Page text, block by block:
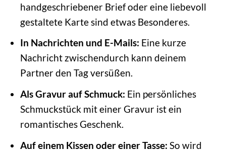
handgeschriebener Brief oder eine liebevoll
gestaltete Karte sind etwas Besonderes.
In Nachrichten und E-Mails: Eine kurze
Nachricht zwischendurch kann deinem
Partner den Tag versüßen.
Als Gravur auf Schmuck: Ein persönliches
Schmuckstück mit einer Gravur ist ein
romantisches Geschenk.
Auf einem Kissen oder einer Tasse: So wird